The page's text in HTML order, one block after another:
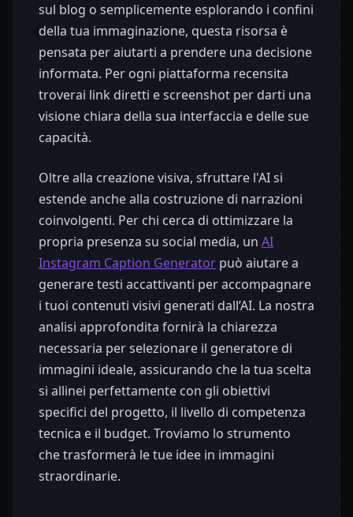
sul blog o semplicemente esplorando i confini
della tua immaginazione, questa risorsa è
pensata per aiutarti a prendere una decisione
informata. Per ogni piattaforma recensita
troverai link diretti e screenshot per darti una
visione chiara della sua interfaccia e delle sue
capacità.
Oltre alla creazione visiva, sfruttare l'AI si
estende anche alla costruzione di narrazioni
coinvolgenti. Per chi cerca di ottimizzare la
propria presenza su social media, un AI
Instagram Caption Generator può aiutare a
generare testi accattivanti per accompagnare
i tuoi contenuti visivi generati dall’AI. La nostra
analisi approfondita fornirà la chiarezza
necessaria per selezionare il generatore di
immagini ideale, assicurando che la tua scelta
si allinei perfettamente con gli obiettivi
specifici del progetto, il livello di competenza
tecnica e il budget. Troviamo lo strumento
che trasformerà le tue idee in immagini
straordinarie.